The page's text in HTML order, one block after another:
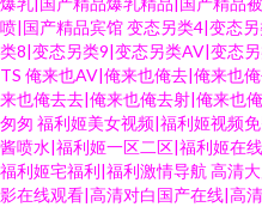
喷|国产精品宾馆变态另类4|变态
类8|变态另类9|变态另类AV|变态
TS 俺来也AV|俺来也俺去|俺来也
来也俺去去|俺来也俺去射|俺来也
匆匆 福利姬美女视频|福利姬视频
酱喷水|福利姬一区二区|福利姬在
福利姬宅福利|福利激情导航 高清
影在线观看|高清对白国产在线|高